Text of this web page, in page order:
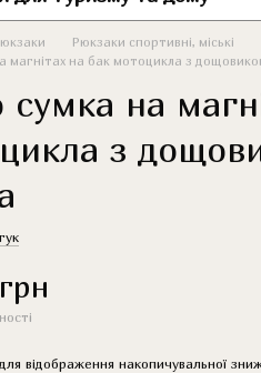
Рюкзаки спортивні, міські
магнітах на бак мотоцикла з
на
з
для відображення накопичувальної